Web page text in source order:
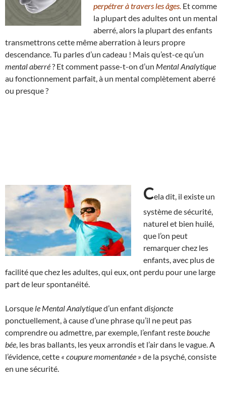
perpétrer à travers les âges. Et comme
la plupart des adultes ont un mental
aberré, alors la plupart des enfants
transmettrons cette même aberration à leurs propre
descendance. Tu parles d’un cadeau ! Mais qu’est-ce qu’un
mental aberré? Et comment passe-t-on d’un Mental Analytique
au fonctionnement parfait, à un mental complètement aberré
ou presque ?
Cela dit, il existe un
système de sécurité,
naturel et bien huilé,
que l’on peut
remarquer chez les
enfants, avec plus de
facilité que chez les adultes, qui eux, ont perdu pour une large
part de leur spontanéité.
Lorsque le Mental Analytiqued’un enfantdisjoncte
ponctuellement, à cause d’une phrase qu’il ne peut pas
comprendre ou admettre, par exemple, l’enfant reste bouche
bée , les bras ballants, les yeux arrondis et l’air dans le vague. A
l’évidence, cette « coupure momentanée » de la psyché, consiste
en une sécurité.